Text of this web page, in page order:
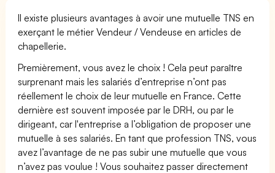
Il existe plusieurs avantages à avoir une mutuelle TNS en
exerçant le métier Vendeur / Vendeuse en articles de
chapellerie.
Premièrement, vous avez le choix ! Cela peut paraître
surprenant mais les salariés d’entreprise n’ont pas
réellement le choix de leur mutuelle en France. Cette
dernière est souvent imposée par le DRH, ou par le
dirigeant, car l'entreprise a l’obligation de proposer une
mutuelle à ses salariés. En tant que profession TNS, vous
avez l’avantage de ne pas subir une mutuelle que vous
n’avez pas voulue ! Vous souhaitez passer directement